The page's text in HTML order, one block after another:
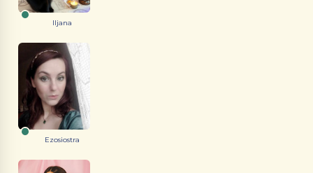
Iljana
Ezosiostra